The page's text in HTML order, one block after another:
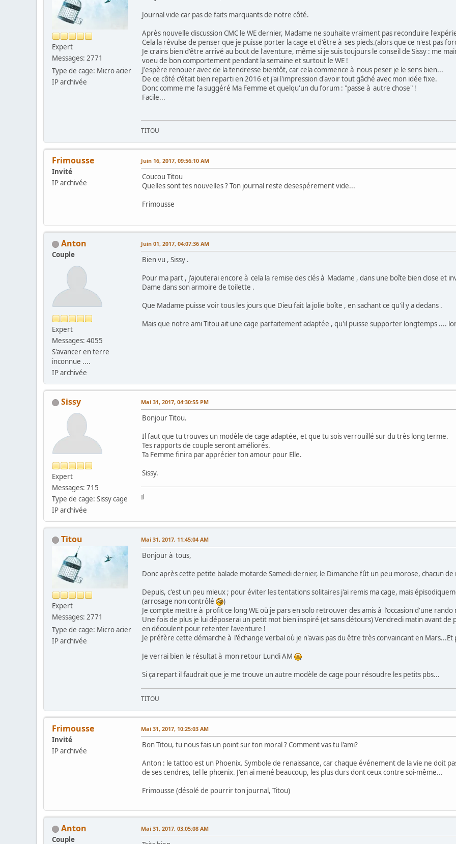
Expert
Messages: 2771
Type de cage: Micro acier
IP archivée
Journal vide car pas de faits marquants de notre côté.
Après nouvelle discussion CMC le WE dernier, Madame ne souhaite vraiment pas reconduire
Cela la révulse de penser que je puisse porter la cage et d'être à ses pieds.(alors que ce n'est pas
Je crains bien d'être arrivé au bout de l'aventure, même si je suis toujours le conseil de Sissy : me
voeu de bon comportement pendant la semaine et surtout le WE !
J'espère renouer avec de la tendresse bientôt, car cela commence à nous peser je le sens bien...
De ce côté c'était bien reparti en 2016 et j'ai l'impression d'avoir tout gâché avec mon idée fixe.
Donc comme me l'a suggéré Ma Femme et quelqu'un du forum : "passe à autre chose" !
Facile...
TITOU
Frimousse
Invité
IP archivée
Juin 16, 2017, 09:56:10 AM
Coucou Titou
Quelles sont tes nouvelles ? Ton journal reste desespérement vide...
Frimousse
Anton
Couple
Expert
Messages: 4055
S'avancer en terre
inconnue ....
IP archivée
Juin 01, 2017, 04:07:36 AM
Bien vu , Sissy .
Pour ma part , j'ajouterai encore à cela la remise des clés à Madame , dans une boîte bien close et
Dame dans son armoire de toilette .
Que Madame puisse voir tous les jours que Dieu fait la jolie boîte , en sachant ce qu'il y a dedans .
Mais que notre ami Titou ait une cage parfaitement adaptée , qu'il puisse supporter longtemps ....
Sissy
Expert
Messages: 715
Type de cage: Sissy cage
IP archivée
Mai 31, 2017, 04:30:55 PM
Bonjour Titou.
Il faut que tu trouves un modèle de cage adaptée, et que tu sois verrouillé sur du très long terme.
Tes rapports de couple seront améliorés.
Ta Femme finira par apprécier ton amour pour Elle.
Sissy.
Il
Titou
Expert
Messages: 2771
Type de cage: Micro acier
IP archivée
Mai 31, 2017, 11:45:04 AM
Bonjour à tous,
Donc après cette petite balade motarde Samedi dernier, le Dimanche fût un peu morose, chacun
Depuis, c'est un peu mieux ; pour éviter les tentations solitaires j'ai remis ma cage, mais
(arrosage non contrôlé
)
Je compte mettre à profit ce long WE où je pars en solo retrouver des amis à l'occasion d'une rando
Une fois de plus je lui déposerai un petit mot bien inspiré (et sans détours) Vendredi matin avant
en découlent pour retenter l'aventure !
Je préfère cette démarche à l'échange verbal où je n'avais pas du être très convaincant en
Je verrai bien le résultat à mon retour Lundi AM
Si ça repart il faudrait que je me trouve un autre modèle de cage pour résoudre les petits pbs...
TITOU
Frimousse
Invité
IP archivée
Mai 31, 2017, 10:25:03 AM
Bon Titou, tu nous fais un point sur ton moral ? Comment vas tu l'ami?
Anton : le tattoo est un Phoenix. Symbole de renaissance, car chaque événement de la vie ne doit
de ses cendres, tel le phœnix. J'en ai mené beaucoup, les plus durs dont ceux contre soi-même...
Frimousse (désolé de pourrir ton journal, Titou)
Anton
Couple
Mai 31, 2017, 03:05:08 AM